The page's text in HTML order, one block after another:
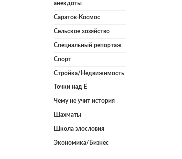
анекдоты
Саратов-Космос
Сельское хозяйство
Специальный репортаж
Спорт
Стройка/Недвижимость
Точки над Ё
Чему не учит история
Шахматы
Школа злословия
Экономика/Бизнес